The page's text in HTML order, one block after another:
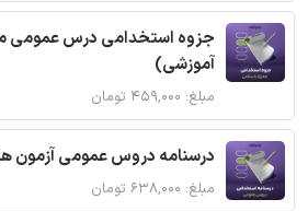
جزوه استخدامی درس عمومی
آموزشی)
مبلغ: ۴۵۹,۰۰۰ تومان
درسنامه دروس عمومی آزمون
مبلغ: ۶۳۸,۰۰۰ تومان